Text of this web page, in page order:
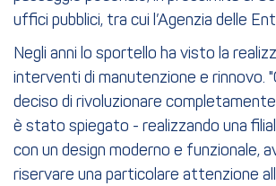
uffici pubblici, tra cui l’Agenzia delle
Negli anni lo sportello ha visto la
interventi di manutenzione e rinnovo.
deciso di rivoluzionare
è stato spiegato - realizzando una
con un design moderno e funzionale,
riservare una particolare attenzione